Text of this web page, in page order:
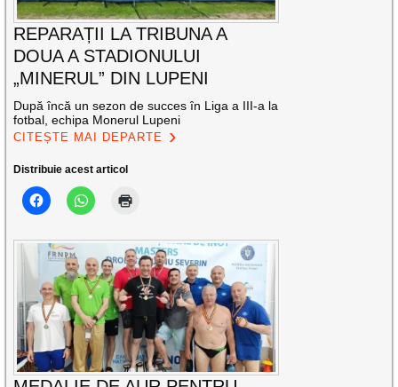
REPARAȚII LA TRIBUNA A
DOUA A STADIONULUI
„MINERUL” DIN LUPENI
După încă un sezon de succes în Liga a III-a la
fotbal, echipa Monerul Lupeni
CITEȘTE MAI DEPARTE
Distribuie acest articol